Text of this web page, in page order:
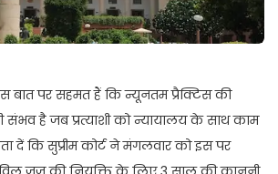
बात पर सहमत हैं कि न्यूनतम प्रैक्टिस की
है जब प्रत्याशी को न्यायालय के साथ काम
दें कि सुप्रीम कोर्ट ने मंगलवार को इस पर